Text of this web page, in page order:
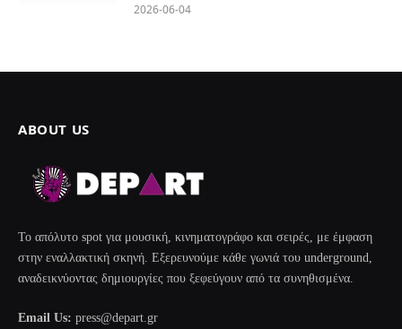
2026-06-04
ABOUT US
Το απόλυτο spot για μουσική, κινηματογράφο και σειρές, με έμφαση
στην εναλλακτική σκηνή. Εξερευνούμε κάθε γωνιά του underground,
αναδεικνύοντας δημιουργίες που ξεφεύγουν από τα συνηθισμένα.
Email Us: press@depart.gr